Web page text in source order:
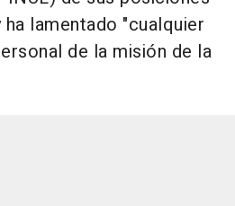
lamentado "cualquier
de la misión de la